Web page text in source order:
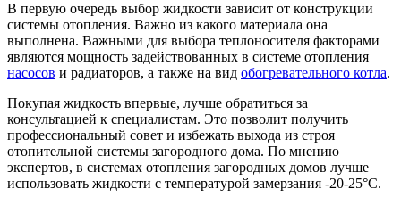
В первую очередь выбор жидкости зависит от конструкции
системы отопления. Важно из какого материала она
выполнена. Важными для выбора теплоносителя факторами
являются мощность задействованных в системе отопления
насосов и радиаторов, а также на вид обогревательного котла.
Покупая жидкость впервые, лучше обратиться за
консультацией к специалистам. Это позволит получить
профессиональный совет и избежать выхода из строя
отопительной системы загородного дома. По мнению
экспертов, в системах отопления загородных домов лучше
использовать жидкости с температурой замерзания -20-25°С.